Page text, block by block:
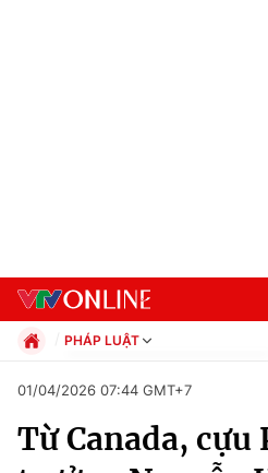
Chuyên mục
PHÁP LUẬT
Xã hội
Pháp luật
01/04/2026 07:44 GMT+7
Từ Canada, cựu